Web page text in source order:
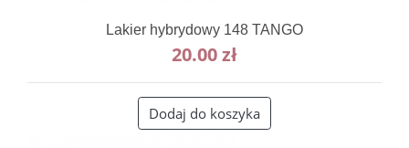
Lakier hybrydowy 148 TANGO
20.00zł
Dodaj do koszyka